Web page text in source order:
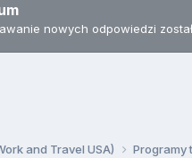
nowych odpowiedzi
and Travel USA) Programy